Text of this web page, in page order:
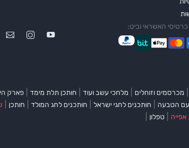
האשראי וביט:
מכרסמים וזוחלים מלחכי עשב ועוד חותכן תלת מימד פארק
עם הטבעה חותכנים לחגי ישראל חותכנים לחג המולד חותכן
אפייה טפלון